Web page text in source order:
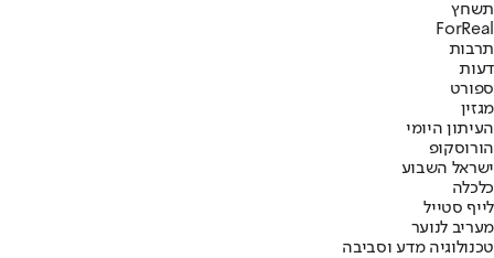
תשחץ
ForReal
תרבות
דעות
ספורט
מגזין
העיתון היומי
הורוסקופ
ישראל השבוע
כלכלה
לייף סטייל
מעריב לנוער
טכנולוגיה מדע וסביבה